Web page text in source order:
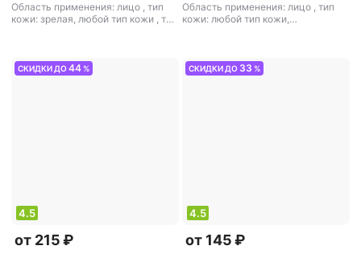
Область применения: лицо , тип
кожи: зрелая, любой тип кожи , тип
Область применения: лицо , тип
кожи: любой тип кожи,
СКИДКИ ДО44 %
4.5
от 215 ₽
СКИДКИ ДО 33 %
4.5
от 145 ₽